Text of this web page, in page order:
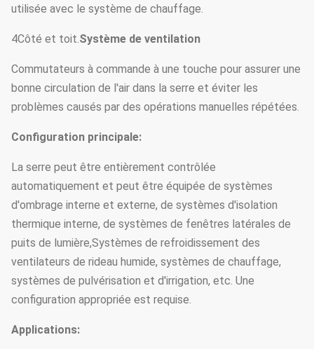
utilisée avec le système de chauffage.
4Côté et toit.Système de ventilation
Commutateurs à commande à une touche pour assurer une
bonne circulation de l'air dans la serre et éviter les
problèmes causés par des opérations manuelles répétées.
Configuration principale:
La serre peut être entièrement contrôlée
automatiquement et peut être équipée de systèmes
d'ombrage interne et externe, de systèmes d'isolation
thermique interne, de systèmes de fenêtres latérales de
puits de lumière,Systèmes de refroidissement des
ventilateurs de rideau humide, systèmes de chauffage,
systèmes de pulvérisation et d'irrigation, etc. Une
configuration appropriée est requise.
Applications: